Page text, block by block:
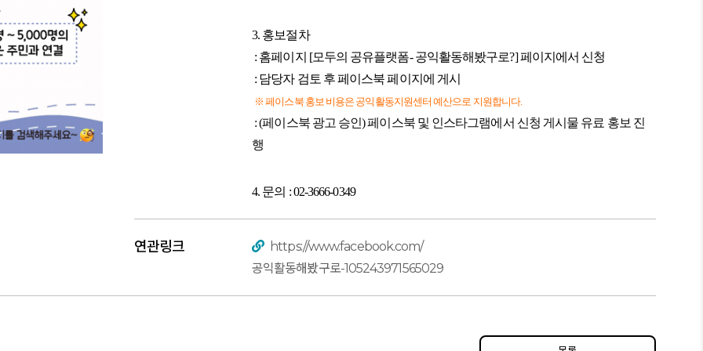
3. 홍보절차
: 홈페이지 [모두의 공유플랫폼- 공익활동해봤구로?] 페이지에서 신청
: 담당자 검토 후 페이스북 페이지에 게시
※페이스북 홍보 비용은 공익활동지원센터 예산으로 지원합니다.
:(페이스북 광고 승인) 페이스북 및 인스타그램에서 신청 게시물 유료 홍보 진
행
4. 문의 :02-3666-0349
연관링크
https://www.facebook.com/
공익활동해봤구로-105243971565029